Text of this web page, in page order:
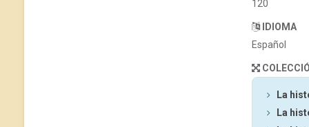
120
IDIOMA
Español
La
La